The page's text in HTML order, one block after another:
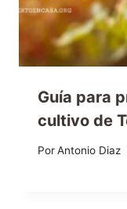
Guía para
cultivo de
PorAntonio Diaz
14/05/2013